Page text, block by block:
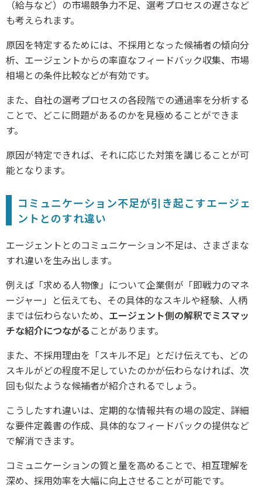
（給与など）の市場競争力不足、選考プロセスの遅さなど
も考えられます。
原因を特定するためには、不採用となった候補者の傾向分
析、エージェントからの率直なフィードバック収集、市場
相場との条件比較などが有効です。
また、自社の選考プロセスの各段階での通過率を分析する
ことで、どこに問題があるのかを見極めることができま
す。
原因が特定できれば、それに応じた対策を講じることが可
能となります。
コミュニケーション不足が引き起こすエージェ
ントとのすれ違い
エージェントとのコミュニケーション不足は、さまざまな
すれ違いを生み出します。
例えば「求める人物像」について企業側が「即戦力のマネ
ージャー」と伝えても、その具体的なスキルや経験、人柄
までは伝わらないため、 エージェント側の解釈でミスマッ
チな紹介につながる ことがあります。
また、不採用理由を「スキル不足」とだけ伝えても、どの
スキルがどの程度不足していたのかが伝わらなければ、次
回も似たような候補者が紹介されるでしょう。
こうしたすれ違いは、定期的な情報共有の場の設定、詳細
な要件定義書の作成、具体的なフィードバックの提供など
で解消できます。
コミュニケーションの質と量を高めることで、相互理解を
深め、採用効率を大幅に向上させることが可能です。